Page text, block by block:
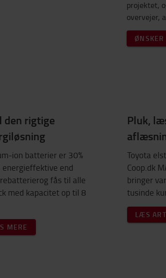
projektet,
overvejer,
den rigtige
ion batterier er 30%
energieffektive end
fås til alle
med kapacitet op til 8
MERE
Pluk,
Toyota
Coop.dk
bringer
tusinde
LÆS